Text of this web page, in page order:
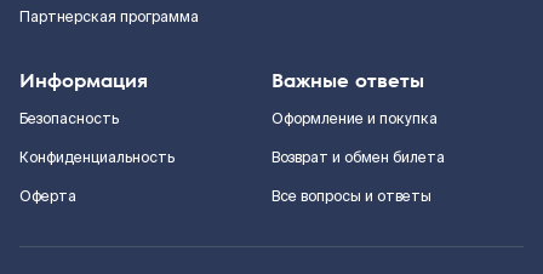
Партнерская программа
Информация
Безопасность
Конфиденциальность
Оферта
Важные ответы
Оформление и покупка
Возврат и обмен билета
Все вопросы и ответы